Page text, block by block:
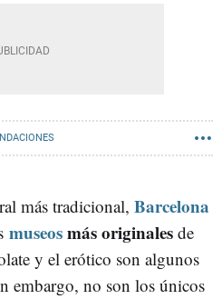
más tradicional, Barcelona
museosmás originales de
y el erótico son algunos
embargo, no son los únicos